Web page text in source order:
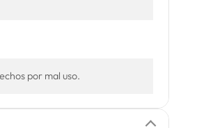
por mal uso.